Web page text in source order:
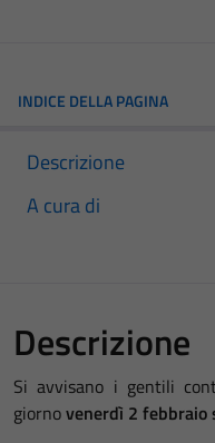
INDICE DELLA PAGINA
Descrizione
A cura di
Descrizione
Si avvisano i gentili
giornovenerdì 2 febbraio